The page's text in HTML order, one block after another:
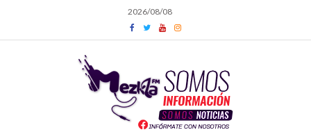
content
2026/08/08